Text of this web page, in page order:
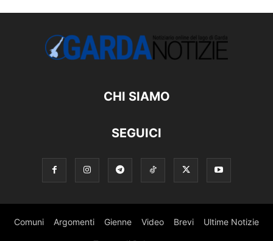
CHI SIAMO
SEGUICI
Comuni Argomenti Gienne Video Brevi Ultime Notizie